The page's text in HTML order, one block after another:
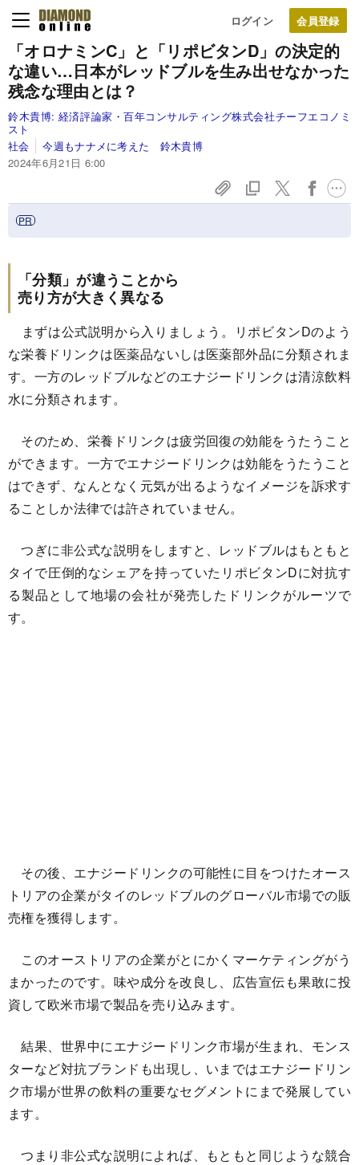
ログイン
「オロナミンC」と「リポビタンD」の決定的
な違い…日本がレッドブルを生み出せなかった
残念な理由とは？
鈴木貴博: 経済評論家・百年コンサルティング株式会社チーフエコノミ
スト
社会
今週もナナメに考えた 鈴木貴博
2024年6月21日 6:00
「分類」が違うことから
売り方が大きく異なる
まずは公式説明から入りましょう。リポビタンDのよう
な栄養ドリンクは医薬品ないしは医薬部外品に分類されま
す。一方のレッドブルなどのエナジードリンクは清涼飲料
水に分類されます。
そのため、栄養ドリンクは疲労回復の効能をうたうこと
ができます。一方でエナジードリンクは効能をうたうこと
はできず、なんとなく元気が出るようなイメージを訴求す
ることしか法律では許されていません。
つぎに非公式な説明をしますと、レッドブルはもともと
タイで圧倒的なシェアを持っていたリポビタンDに対抗す
る製品として地場の会社が発売したドリンクがルーツで
す。
その後、エナジードリンクの可能性に目をつけたオース
トリアの企業がタイのレッドブルのグローバル市場での販
売権を獲得します。
このオーストリアの企業がとにかくマーケティングがう
まかったのです。味や成分を改良し、広告宣伝も果敢に投
資して欧米市場で製品を売り込みます。
結果、世界中にエナジードリンク市場が生まれ、モンス
ターなど対抗ブランドも出現し、いまではエナジードリン
ク市場が世界の飲料の重要なセグメントにまで発展してい
ます。
つまり非公式な説明によれば、もともと同じような競合